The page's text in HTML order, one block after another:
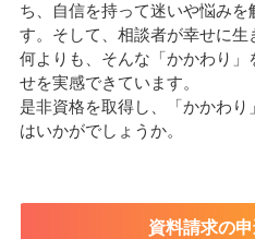
ち、自信を持って迷いや悩み
す。そして、相談者が幸せに生
何よりも、そんな「かかわり
せを実感できています。
是非資格を取得し、「かかわ
はいかがでしょうか。
資料請求の